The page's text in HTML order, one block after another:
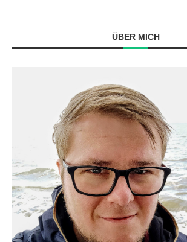
ÜBER MICH